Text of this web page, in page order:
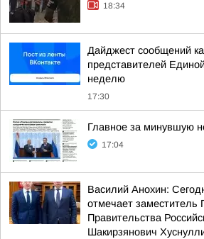
18:34
Дайджест сообщений
представителей
неделю
17:30
Главное за минувшую
17:04
Василий Анохин:
отмечает заместитель
Правительства
Шакирзянович